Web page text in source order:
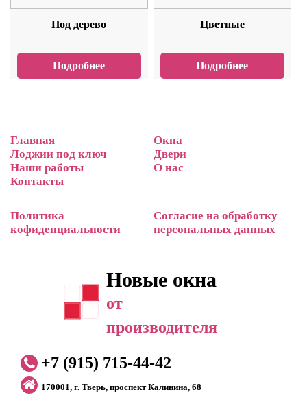
Под дерево
Подробнее
Цветные
Подробнее
Главная
Окна
Лоджии под ключ
Двери
Наши работы
О нас
Контакты
Политика
кофиденциальности
Согласие на обработку
персональных данных
Новые окна
от
производителя
+7 (915) 715-44-42
170001, г. Тверь, проспект Калинина, 68